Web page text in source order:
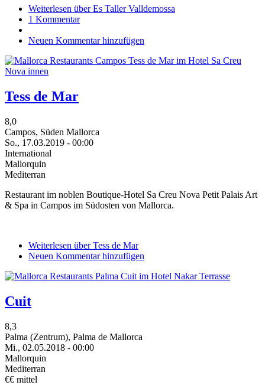
Weiterlesen über Es Taller Valldemossa
1 Kommentar
Neuen Kommentar hinzufügen
Tess de Mar
8,0
Campos, Süden Mallorca
So., 17.03.2019 - 00:00
International
Mallorquin
Mediterran
Restaurant im noblen Boutique-Hotel Sa Creu Nova Petit Palais Art
& Spa in Campos im Südosten von Mallorca.
Weiterlesen über Tess de Mar
Neuen Kommentar hinzufügen
Cuit
8,3
Palma (Zentrum), Palma de Mallorca
Mi., 02.05.2018 - 00:00
Mallorquin
Mediterran
€€ mittel